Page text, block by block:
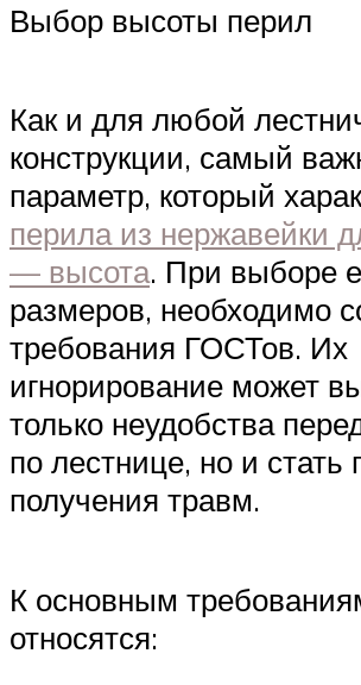
Выбор высоты перил
Как и для любой
конструкции, самый
параметр, который
перила из нержавейки
— высота. При выборе
размеров, необходимо
требования ГОСТов. Их
игнорирование может
только неудобства
по лестнице, но и стать
получения травм.
К основным
относятся: